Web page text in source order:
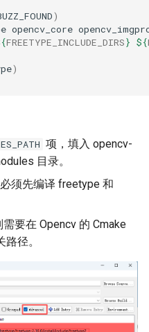
)
opencv_core
FREETYPE_INCLUDE_DIRS} ${
)
项，填入 opencv-
目录。
须先编译 freetype 和
要在 Opencv 的 Cmake
径。